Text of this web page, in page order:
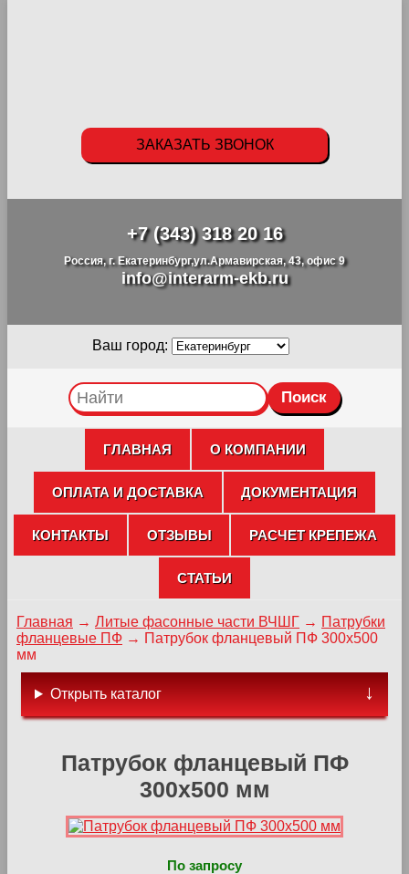
+7 (343) 318 20 16
Россия, г. Екатеринбург,ул.Армавирская, 43, офис 9
info@interarm-ekb.ru
ЗАКАЗАТЬ ЗВОНОК
Ваш город:
ГЛАВНАЯ О КОМПАНИИ
ОПЛАТА И ДОСТАВКА ДОКУМЕНТАЦИЯ
КОНТАКТЫ ОТЗЫВЫ РАСЧЕТ КРЕПЕЖА
СТАТЬИ
Главная → Литые фасонные части ВЧШГ → Патрубки
фланцевые ПФ → Патрубок фланцевый ПФ 300х500
мм
Патрубок фланцевый ПФ
300х500 мм
По запросу
Открыть каталог